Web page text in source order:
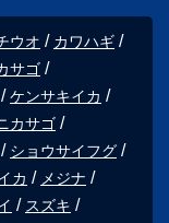
ウオ
カワハギ
サゴ
ケンサキイカ
カサゴ
ショウサイフグ
カ
メジナ
スズキ